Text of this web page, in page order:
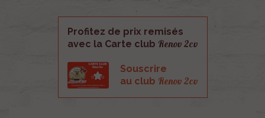
Profitez de prix remisés
avec la Carte club Renov 2cv
Souscrire
au club Renov 2cv